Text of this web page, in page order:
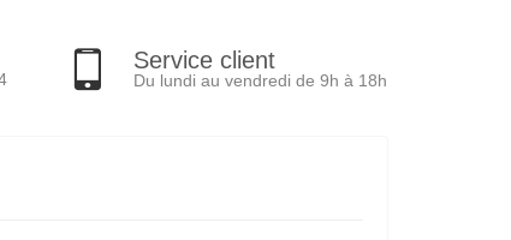
Service client
Du lundi au vendredi de 9h à 18h